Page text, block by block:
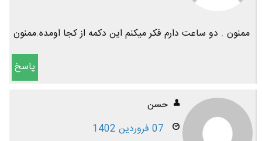
ممنون . دو ساعت دارم فکر میکنم این دکمه از کجا اومده.ممنون
پاسخ
حسن
07 فروردین 1402